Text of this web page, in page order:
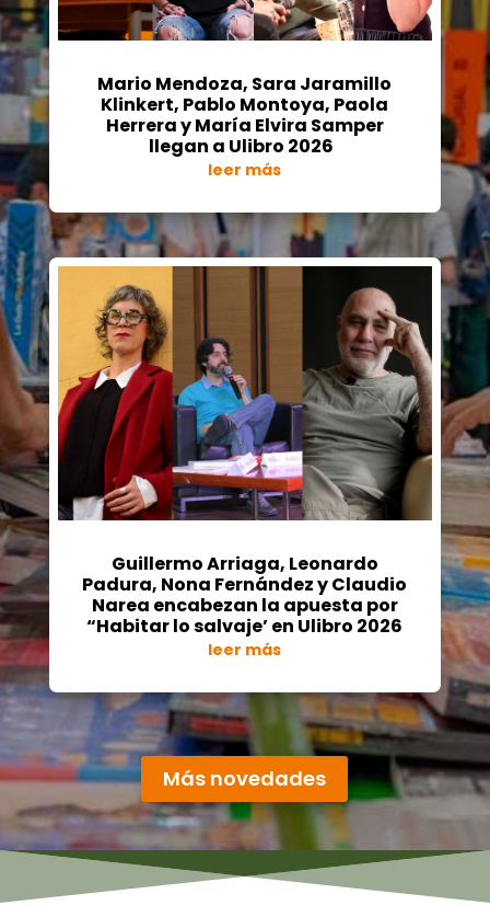
Mario Mendoza, Sara Jaramillo
Klinkert, Pablo Montoya, Paola
Herrera y María Elvira Samper
llegan a Ulibro 2026
leer más
Guillermo Arriaga, Leonardo
Padura, Nona Fernández y Claudio
Narea encabezan la apuesta por
“Habitar lo salvaje’ en Ulibro 2026
leer más
Más novedades